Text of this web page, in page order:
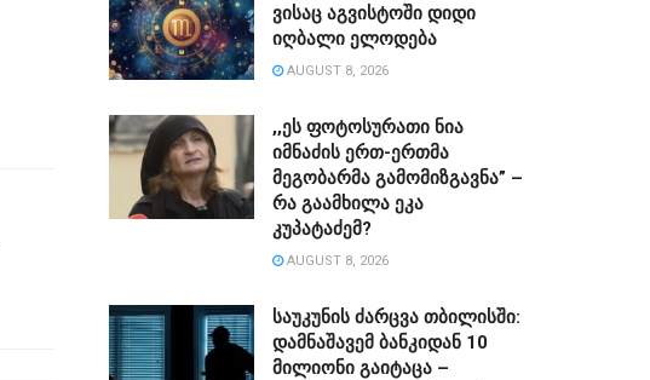
ვისაც აგვისტოში დიდი
იღბალი ელოდება
AUGUST 8, 2026
,,ეს ფოტოსურათი ნია
იმნაძის ერთ-ერთმა
მეგობარმა გამომიზგავნა” –
რა გაამხილა ეკა
კუპატაძემ?
AUGUST 8, 2026
საუკუნის ძარცვა თბილისში:
დამნაშავემ ბანკიდან 10
მილიონი გაიტაცა –